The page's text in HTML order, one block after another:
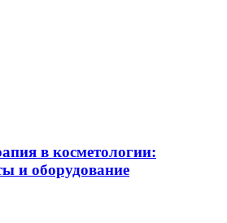
в косметологии:
и оборудование